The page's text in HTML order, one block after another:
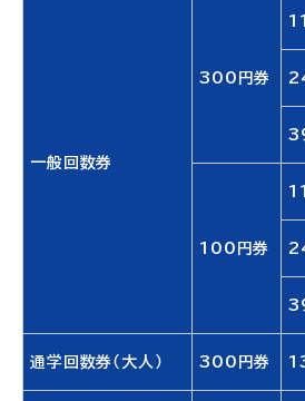
一般回数券
300円券
100円券
通学回数券（大人） 300円券